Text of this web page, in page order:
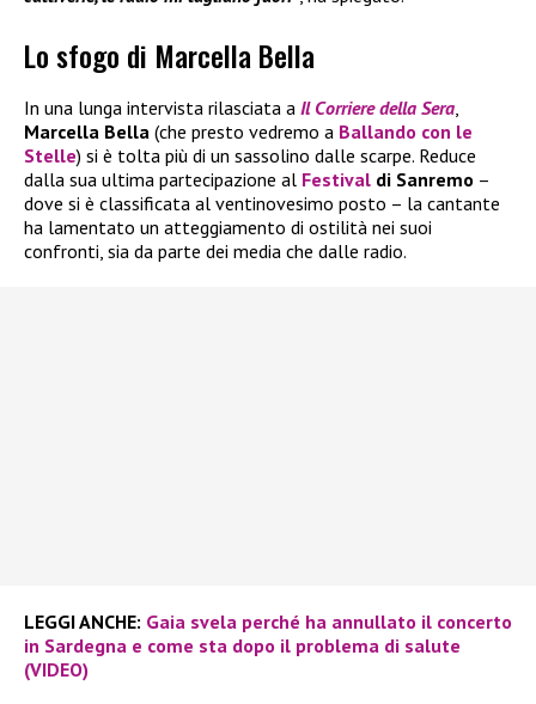
Lo sfogo di Marcella Bella
In una lunga intervista rilasciata a Il Corriere della Sera,
Marcella Bella (che presto vedremo a Ballando con le
Stelle) si è tolta più di un sassolino dalle scarpe. Reduce
dalla sua ultima partecipazione al Festival di Sanremo –
dove si è classificata al ventinovesimo posto – la cantante
ha lamentato un atteggiamento di ostilità nei suoi
confronti, sia da parte dei media che dalle radio.
LEGGI ANCHE: Gaia svela perché ha annullato il concerto
in Sardegna e come sta dopo il problema di salute
(VIDEO)